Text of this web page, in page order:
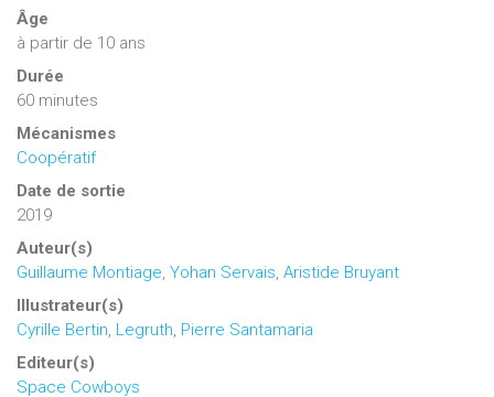
Âge
à partir de 10 ans
Durée
60 minutes
Mécanismes
Coopératif
Date de sortie
2019
Auteur(s)
Guillaume Montiage, Yohan Servais, Aristide Bruyant
Illustrateur(s)
Cyrille Bertin, Legruth, Pierre Santamaria
Editeur(s)
Space Cowboys